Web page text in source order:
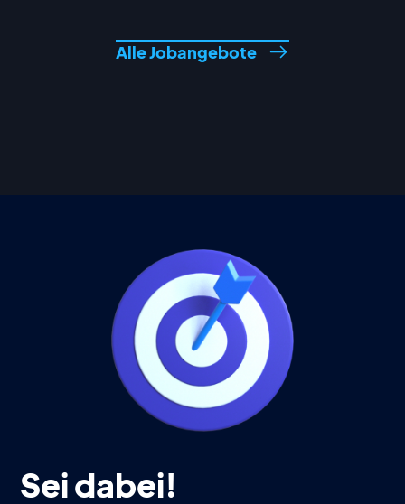
Alle Jobangebote
Sei dabei!